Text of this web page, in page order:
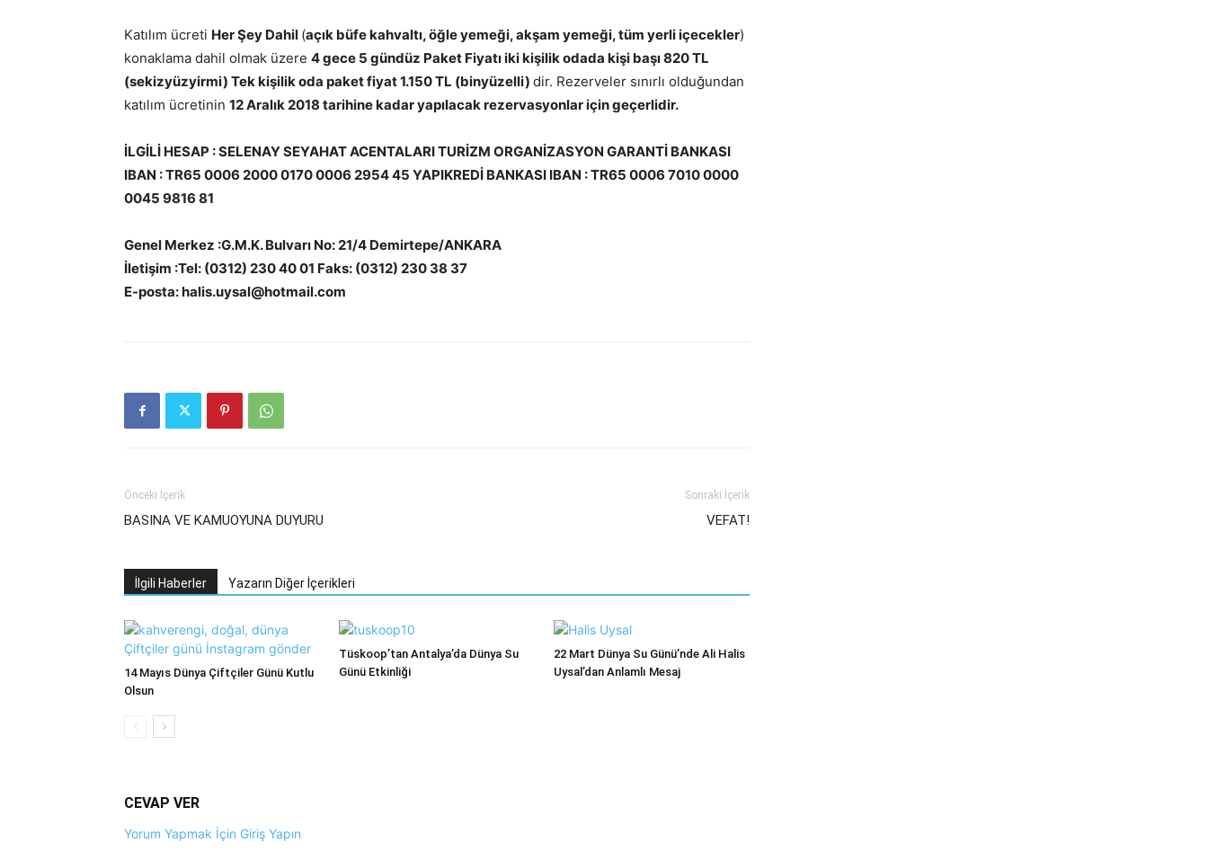
Katılım ücreti Her Şey Dahil (açık büfe kahvaltı, öğle yemeği, akşam yemeği, tüm yerli içecekler)
konaklama dahil olmak üzere 4 gece 5 gündüz Paket Fiyatı iki kişilik odada kişi başı 820 TL
(sekizyüzyirmi) Tek kişilik oda paket fiyat 1.150 TL (binyüzelli) dir. Rezerveler sınırlı olduğundan
katılım ücretinin 12 Aralık 2018 tarihine kadar yapılacak rezervasyonlar için geçerlidir.
İLGİLİ HESAP : SELENAY SEYAHAT ACENTALARI TURİZM ORGANİZASYON GARANTİ BANKASI
IBAN : TR65 0006 2000 0170 0006 2954 45 YAPIKREDİ BANKASI IBAN : TR65 0006 7010 0000
0045 9816 81
Genel Merkez :G.M.K. Bulvarı No: 21/4 Demirtepe/ANKARA
İletişim :Tel: (0312) 230 40 01 Faks: (0312) 230 38 37
E-posta: halis.uysal@hotmail.com
Önceki İçerik
BASINA VE KAMUOYUNA DUYURU
Sonraki İçerik
VEFAT!
İlgili Haberler Yazarın Diğer İçerikleri
14 Mayıs Dünya Çiftçiler Günü Kutlu
Olsun
Tüskoop’tan Antalya’da Dünya Su
Günü Etkinliği
22 Mart Dünya Su Günü’nde Ali Halis
Uysal’dan Anlamlı Mesaj
CEVAP VER
Yorum Yapmak İçin Giriş Yapın